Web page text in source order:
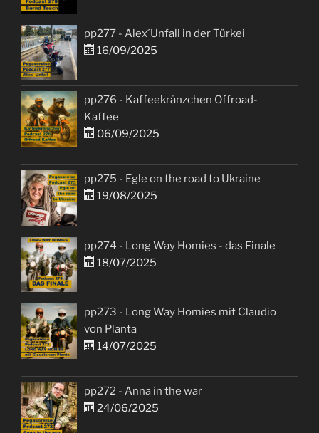
pp277 - Alex´Unfall in der Türkei
16/09/2025
pp276 - Kaffeekränzchen Offroad-
Kaffee
06/09/2025
pp275 - Egle on the road to Ukraine
19/08/2025
pp274 - Long Way Homies - das Finale
18/07/2025
pp273 - Long Way Homies mit Claudio
von Planta
14/07/2025
pp272 - Anna in the war
24/06/2025